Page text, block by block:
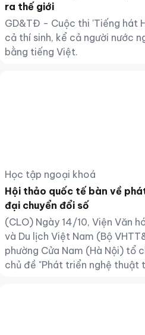
ra thế giới
GD&TĐ - Cuộc thi 'Tiếng hát
cả thí sinh, kể cả người nước
bằng tiếng Việt.
Học tập ngoại khoá
Hội thảo quốc tế bàn về
đại chuyển đổi số
(CLO) Ngày 14/10, Viện Văn
và Du lịch Việt Nam (Bộ
phường Cửa Nam (Hà Nội) tổ
chủ đề "Phát triển nghệ thuật